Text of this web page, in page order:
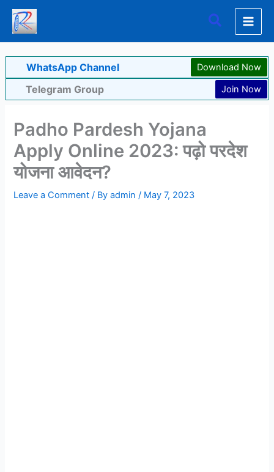
Skip
content
Search
WhatsApp Channel Download Now
Telegram Group Join Now
Padho Pardesh Yojana
Apply Online 2023: पढ़ो परदेश
योजना आवेदन?
Leave a Comment / Byadmin/ May 7, 2023